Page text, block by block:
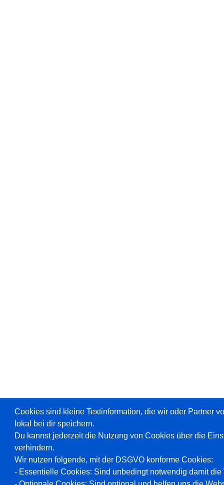
Cookies sind kleine Textinformation, die wir oder Partner
lokal bei dir speichern.
Du kannst jederzeit die Nutzung von Cookies über die
verhindern.
Wir nutzen folgende, mit der DSGVO konforme Cookies:
- Essentielle Cookies: Sind unbedingt notwendig damit